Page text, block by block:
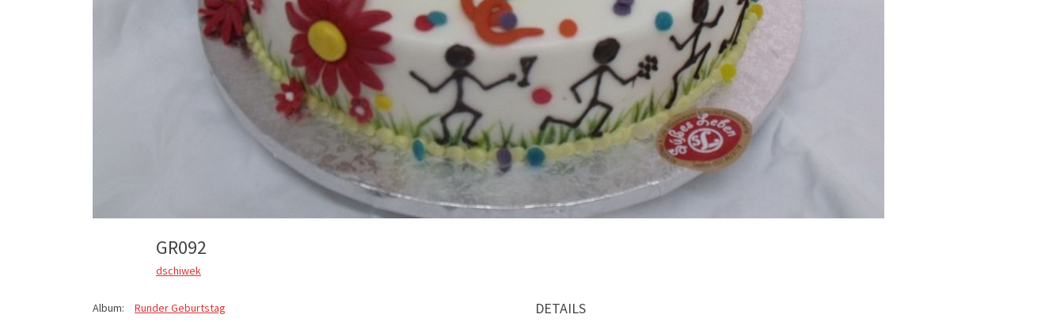
GR092
dschiwek
Album:
Runder Geburtstag
DETAILS